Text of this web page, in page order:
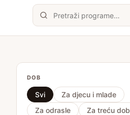
DOB
Svi
Za djecu i mlade
Za odrasle
Za treću dob